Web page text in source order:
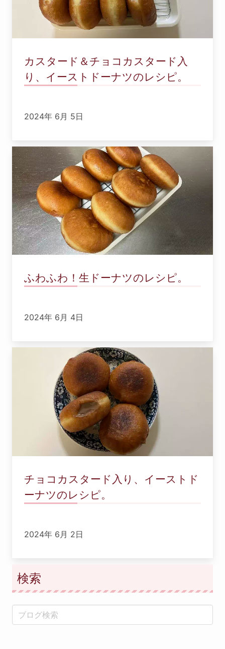
カスタード＆チョコカスタード入
り、イーストドーナツのレシピ。
2024年 6月 5日
ふわふわ！生ドーナツのレシピ。
2024年 6月 4日
チョコカスタード入り、イーストド
ーナツのレシピ。
2024年 6月 2日
検索